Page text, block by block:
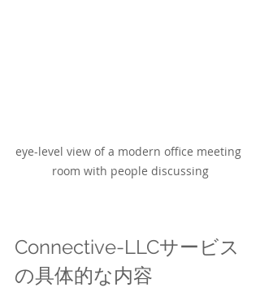
eye-level view of a modern office meeting
room with people discussing
Connective-LLCサービス
の具体的な内容